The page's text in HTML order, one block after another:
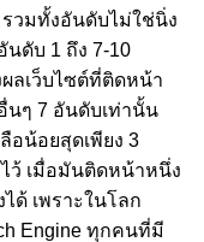
วมทั้งอันดับไม่ใช่นิ่ง
ดับ 1 ถึง 7-10
ลเว็บไซต์ที่ติดหน้า
นๆ 7 อันดับเท่านั้น
อน้อยสุดเพียง 3
ว้ เมื่อมันติดหน้าหนึ่ง
ด้ เพราะในโลก
Engine ทุกคนที่มี